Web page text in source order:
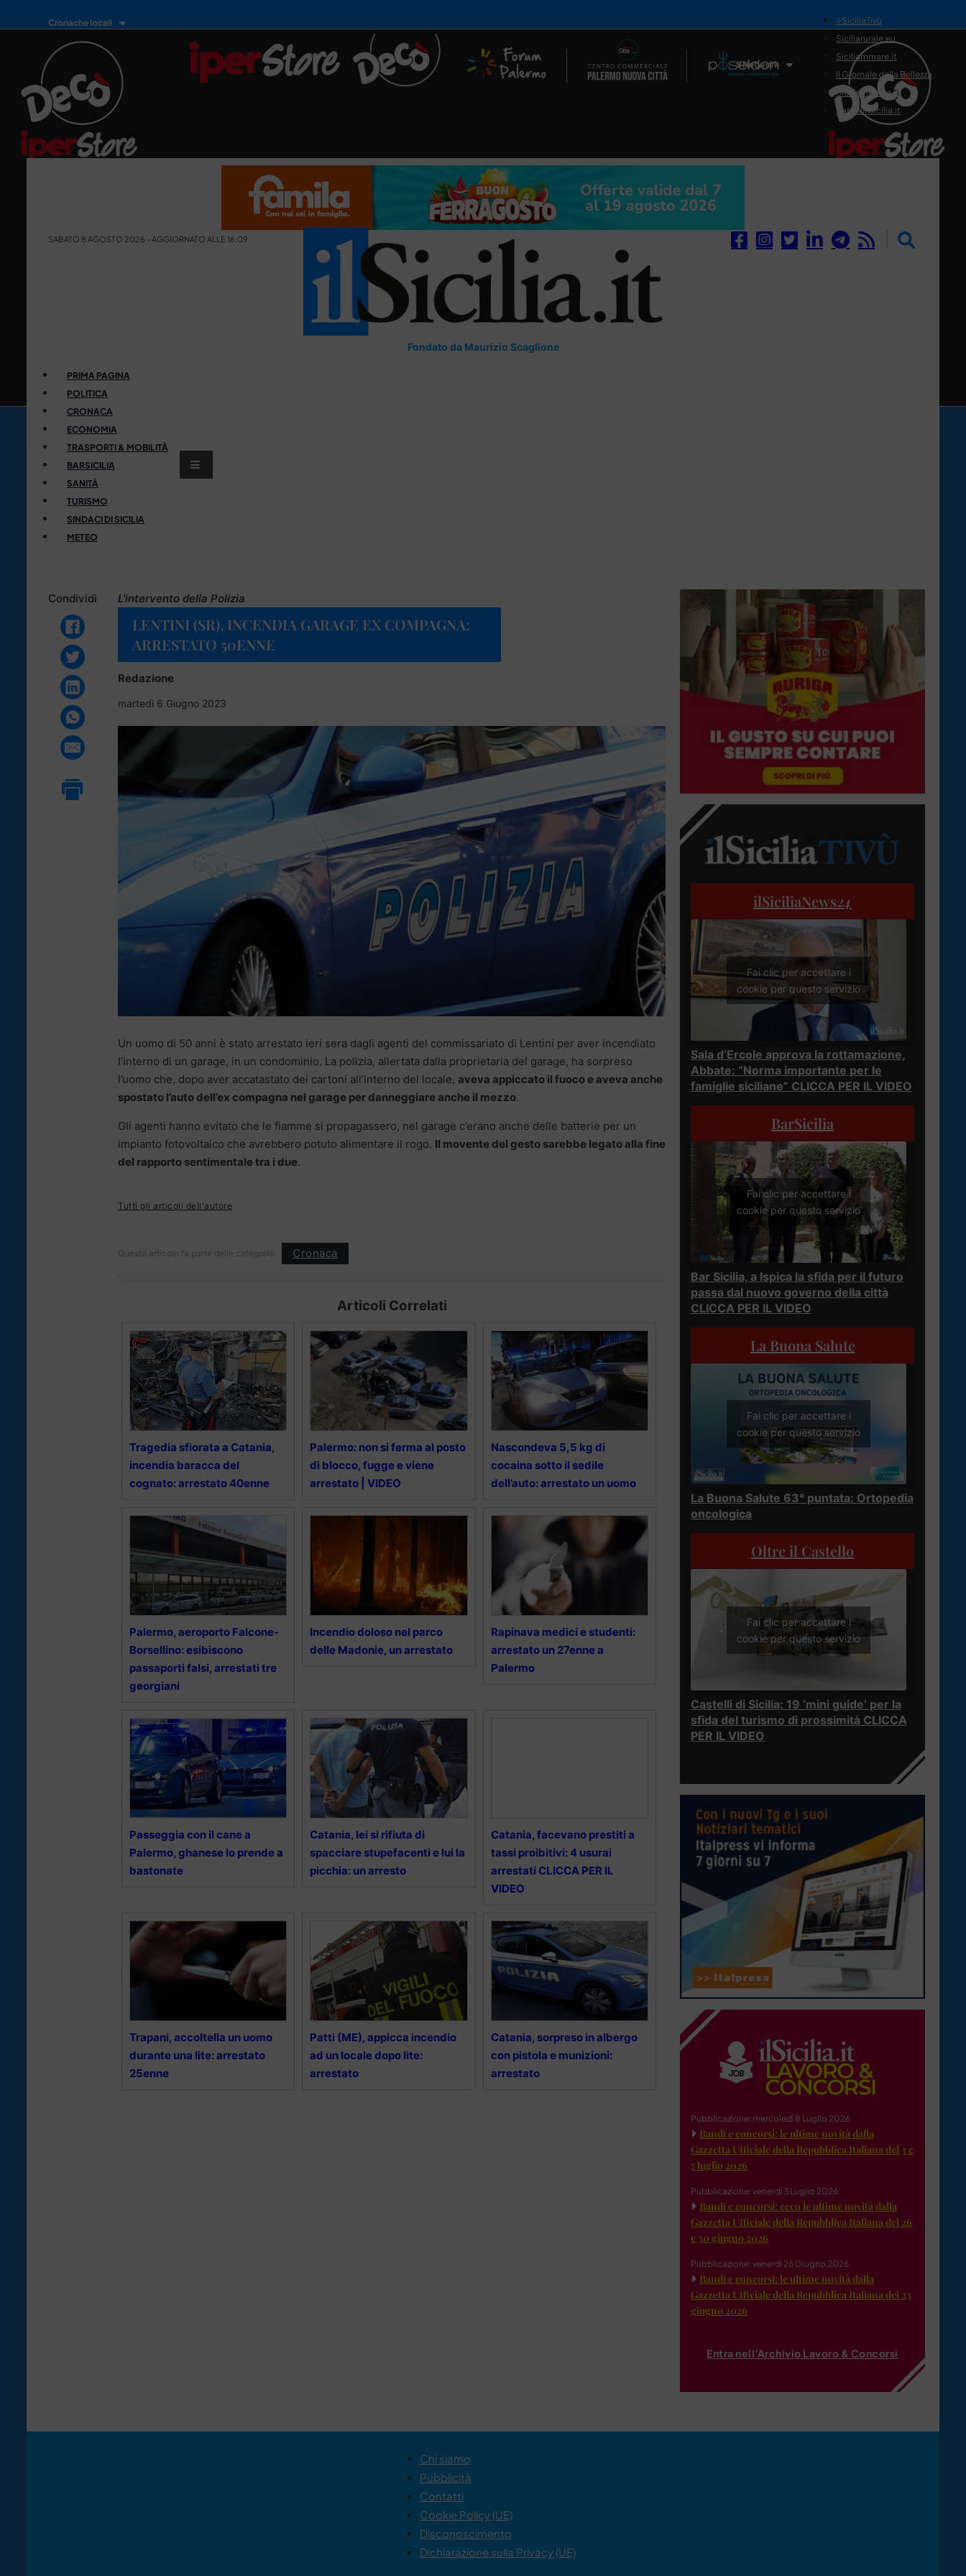
Cronache locali
Il Network
il SiciliaTivù
Siciliarurale.eu
Siciliammare.it
Il Giornale della Bellezza
Siciliamedica.it
Sanitainsicilia.it
SABATO 8 AGOSTO 2026 - AGGIORNATO ALLE 16:09
Fondato da Maurizio Scaglione
PRIMA PAGINA
POLITICA
CRONACA
ECONOMIA
TRASPORTI & MOBILITÀ
BARSICILIA
SANITÀ
TURISMO
SINDACI DI SICILIA
METEO
Condividi L'intervento della Polizia
LENTINI (SR), INCENDIA GARAGE EX COMPAGNA:
ARRESTATO 50ENNE
Redazione
martedì 6 Giugno 2023
Un uomo di 50 anni è stato arrestato ieri sera dagli agenti del commissariato di Lentini per aver incendiato
l’interno di un garage, in un condominio. La polizia, allertata dalla proprietaria del garage, ha sorpreso
l’uomo che, dopo aver accatastato dei cartoni all’interno del locale, aveva appiccato il fuoco e aveva anche
spostato l’auto dell’ex compagna nel garage per danneggiare anche il mezzo.
Gli agenti hanno evitato che le fiamme si propagassero, nel garage c’erano anche delle batterie per un
impianto fotovoltaico che avrebbero potuto alimentare il rogo. Il movente del gesto sarebbe legato alla fine
del rapporto sentimentale tra i due.
Tutti gli articoli dell'autore
Questo articolo fa parte delle categorie: Cronaca
Articoli Correlati
Tragedia sfiorata a Catania,
incendia baracca del
cognato: arrestato 40enne
Palermo: non si ferma al posto
di blocco, fugge e viene
arrestato | VIDEO
Nascondeva 5,5 kg di
cocaina sotto il sedile
dell’auto: arrestato un uomo
Palermo, aeroporto Falcone-
Borsellino: esibiscono
passaporti falsi, arrestati tre
georgiani
Incendio doloso nel parco
delle Madonie, un arrestato
Rapinava medici e studenti:
arrestato un 27enne a
Palermo
Passeggia con il cane a
Palermo, ghanese lo prende a
bastonate
Catania, lei si rifiuta di
spacciare stupefacenti e lui la
picchia: un arresto
Catania, facevano prestiti a
tassi proibitivi: 4 usurai
arrestati CLICCA PER IL
VIDEO
Trapani, accoltella un uomo
durante una lite: arrestato
25enne
Patti (ME), appicca incendio
ad un locale dopo lite:
arrestato
Catania, sorpreso in albergo
con pistola e munizioni:
arrestato
ilSiciliaNews24
Fai clic per accettare i
cookie per questo servizio
Sala d’Ercole approva la rottamazione,
Abbate: “Norma importante per le
famiglie siciliane” CLICCA PER IL VIDEO
BarSicilia
Fai clic per accettare i
cookie per questo servizio
Bar Sicilia, a Ispica la sfida per il futuro
passa dal nuovo governo della città
CLICCA PER IL VIDEO
La Buona Salute
Fai clic per accettare i
cookie per questo servizio
La Buona Salute 63° puntata: Ortopedia
oncologica
Oltre il Castello
Fai clic per accettare i
cookie per questo servizio
Castelli di Sicilia: 19 ‘mini guide’ per la
sfida del turismo di prossimità CLICCA
PER IL VIDEO
Pubblicazione: mercoledì 8 Luglio 2026
Bandi e concorsi: le ultime novità dalla
Gazzetta Ufficiale della Repubblica Italiana del 3 e
7 luglio 2026
Pubblicazione: venerdì 3 Luglio 2026
Bandi e concorsi: ecco le ultime novità dalla
Gazzetta Ufficiale della Repubblica Italiana del 26
e 30 giugno 2026
Pubblicazione: venerdì 26 Giugno 2026
Bandi e concorsi: le ultime novità dalla
Gazzetta Ufficiale della Repubblica Italiana del 23
giugno 2026
Entra nell'Archivio Lavoro & Concorsi
Chi siamo
Pubblicità
Contatti
Cookie Policy (UE)
Disconoscimento
Dichiarazione sulla Privacy (UE)